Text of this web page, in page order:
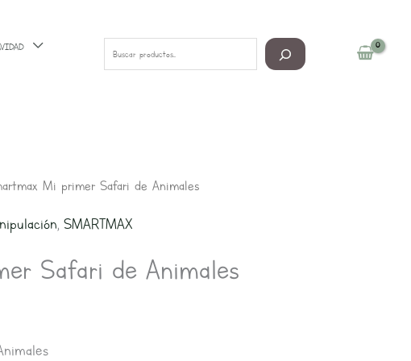
Mi primer Safari de Animales
, SMARTMAX
Safari de Animales